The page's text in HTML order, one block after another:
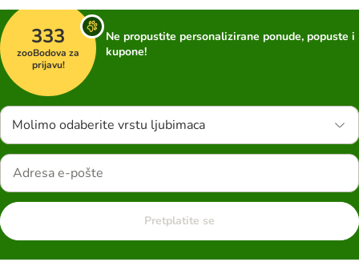
333
zooBodova za
prijavu!
Ne propustite personalizirane ponude, popuste i
kupone!
Molimo odaberite vrstu ljubimaca
Pretplatite se